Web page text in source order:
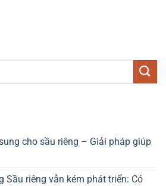
cho sầu riêng – Giải pháp giúp
Sầu riêng vẫn kém phát triển: Có